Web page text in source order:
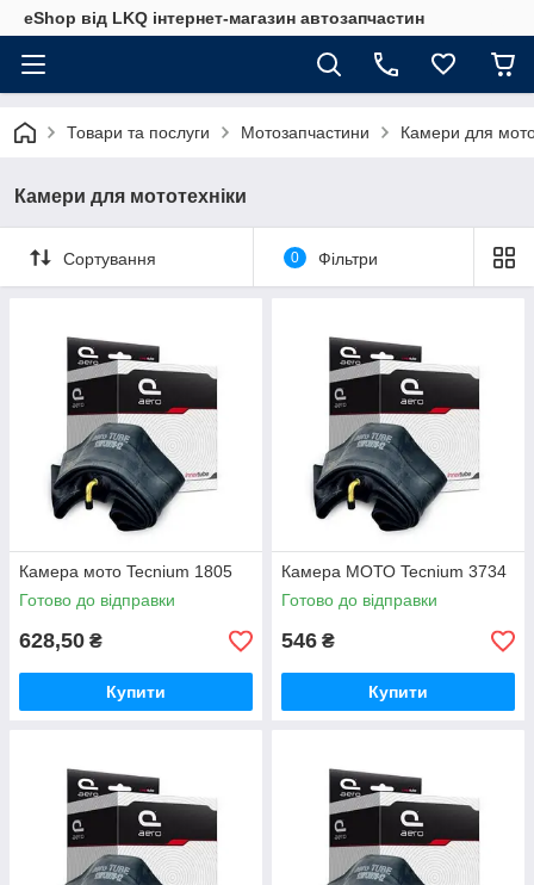
eShop від LKQ інтернет-магазин автозапчастин
Товари та послуги Мотозапчастини Камери для
Камери для мототехніки
Сортування 0 Фільтри
Камера мото Tecnium 1805
Готово до відправки
628,50 ₴
Купити
Камера МОТО Tecnium 3734
Готово до відправки
546 ₴
Купити